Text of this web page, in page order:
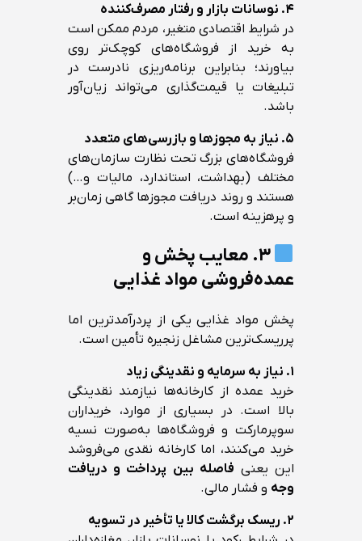
۴. نوسانات بازار و رفتار مصرف‌کننده
در شرایط اقتصادی متغیر، مردم ممکن است
به خرید از فروشگاه‌های کوچک‌تر روی
بیاورند؛ بنابراین برنامه‌ریزی نادرست در
تبلیغات یا قیمت‌گذاری می‌تواند زیان‌آور
باشد.
۵. نیاز به مجوزها و بازرسی‌های متعدد
فروشگاه‌های بزرگ تحت نظارت سازمان‌های
مختلف (بهداشت، استاندارد، مالیات و…)
هستند و روند دریافت مجوزها گاهی زمان‌بر
و پرهزینه است.
۳. معایب پخش و
عمده‌فروشی مواد غذایی
پخش مواد غذایی یکی از پردرآمدترین اما
پرریسک‌ترین مشاغل زنجیره تأمین است.
۱. نیاز به سرمایه و نقدینگی زیاد
خرید عمده از کارخانه‌ها نیازمند نقدینگی
بالا است. در بسیاری از موارد، خریداران
سوپرمارکت و فروشگاه‌ها به‌صورت نسیه
خرید می‌کنند، اما کارخانه نقدی می‌فروشد
این یعنی فاصله بین پرداخت و دریافت
وجه و فشار مالی.
۲. ریسک برگشت کالا یا تأخیر در تسویه